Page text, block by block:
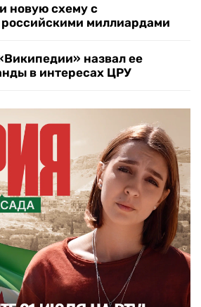
новую схему с
миллиардами
назвал ее
в интересах ЦРУ